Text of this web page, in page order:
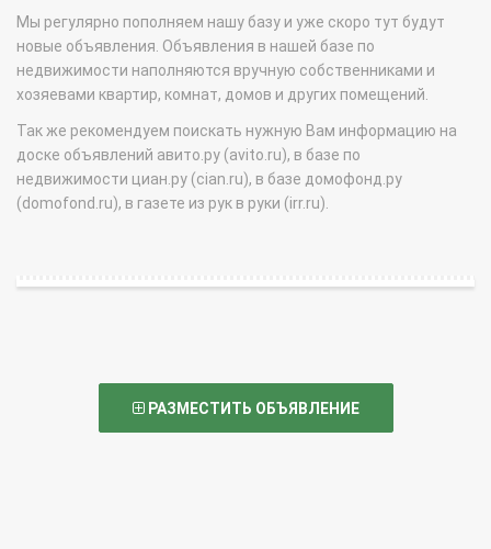
Мы регулярно пополняем нашу базу и уже скоро тут будут
новые объявления. Объявления в нашей базе по
недвижимости наполняются вручную собственниками и
хозяевами квартир, комнат, домов и других помещений.
Так же рекомендуем поискать нужную Вам информацию на
доске объявлений авито.ру (avito.ru), в базе по
недвижимости циан.ру (cian.ru), в базе домофонд.ру
(domofond.ru), в газете из рук в руки (irr.ru).
РАЗМЕСТИТЬ ОБЪЯВЛЕНИЕ